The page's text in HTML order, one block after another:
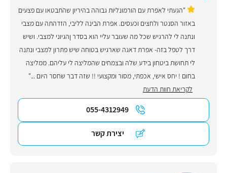
"הגעתי לאפרת עם הורמונליות גבוהה בהיריון שהתבטאו עם פצעים
באזור הסנטר ולחצים וכעסים. אפרת הבינה לליבי, הזדהתה עם מצבי
ונתנה לי להרגיש שכל מה שעובר עליי הוא בסדר ןהגיוני למצבי. ושיש
דרך לטפל בזה- אפרת דאגה שארגיש בטוחה שיש פתרון למצבי ונתנה
לי תחושת ביטחון בידע שלה ובצמחים שהמליצה לי עליהם. ממליצה
בחום ! יחס אישי, אכפתי, מסור ומקצועי !! שזה דבר שחסר היום ..."
לקריאת חוות הדעת
055-4312949
יצירת קשר